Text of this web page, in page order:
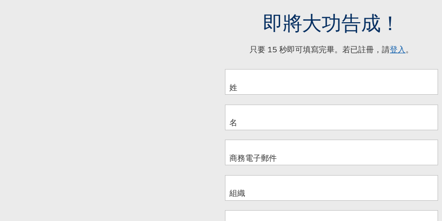
即將大功告成！
只要 15 秒即可填寫完畢。若已註冊，請登入。